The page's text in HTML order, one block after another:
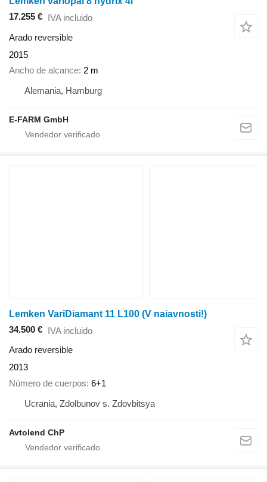
17.255 € IVA incluido
Arado reversible
2015
Ancho de alcance 2 m
Alemania, Hamburg
E-FARM GmbH
Lemken VariDiamant 11 L100 (V naiavnosti!)
34.500 € IVA incluido
Arado reversible
2013
Número de cuerpos 6+1
Ucrania, Zdolbunov s. Zdovbitsya
Avtolend ChP